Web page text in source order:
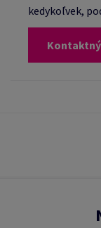
kedykoľvek,